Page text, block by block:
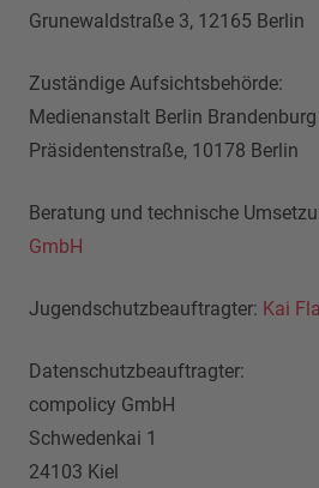
Grunewaldstraße 3, 12165 Berlin
Zuständige Aufsichtsbehörde:
Medienanstalt Berlin
Präsidentenstraße, 10178 Berlin
Beratung und technische
GmbH
Jugendschutzbeauftragter: Kai
Datenschutzbeauftragter:
compolicy GmbH
Schwedenkai 1
24103 Kiel